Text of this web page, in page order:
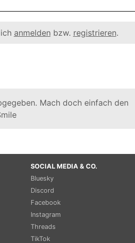
anmelden bzw. registrieren.
Mach doch einfach den
SOCIAL MEDIA & CO.
Bluesky
Discord
Facebook
Instagram
Threads
TikTok